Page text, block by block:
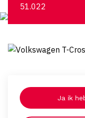
51.022
Ja ik